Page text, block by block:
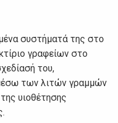
συστήματά της στο
γραφείων στο
του,
των λιτών γραμμών
υιοθέτησης